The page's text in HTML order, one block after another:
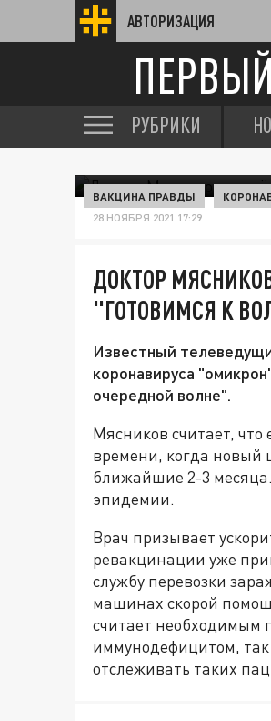
АВТОРИЗАЦИЯ
РУБРИКИ
ВАКЦИНА ПРАВДЫ
28 НОЯБРЯ 2021 17:29
ДОКТОР
"ГОТОВИМСЯ К
Известный
коронавируса
очередной волне".
Мясников считает,
времени, когда новый
ближайшие 2-3
эпидемии.
Врач призывает
ревакцинации уже
службу перевозки
машинах скорой
считает необходимым
иммунодефицитом,
отслеживать таких